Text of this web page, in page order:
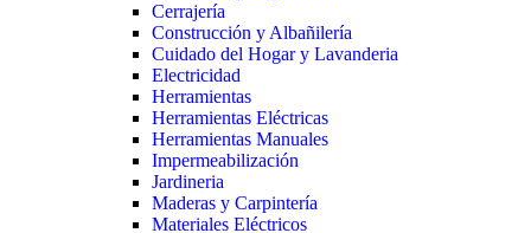
Cerrajería
Construcción y Albañilería
Cuidado del Hogar y Lavanderia
Electricidad
Herramientas
Herramientas Eléctricas
Herramientas Manuales
Impermeabilización
Jardineria
Maderas y Carpintería
Materiales Eléctricos